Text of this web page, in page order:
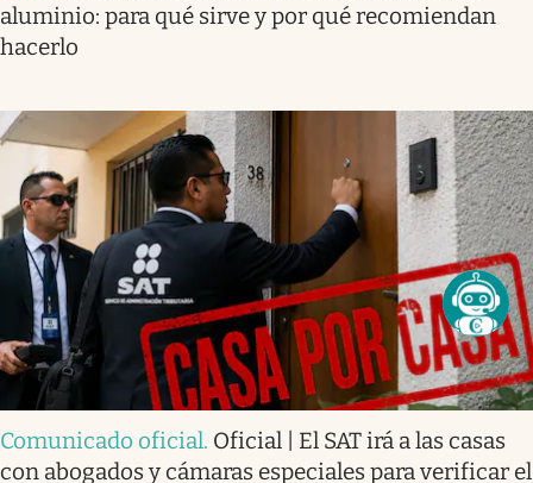
aluminio: para qué sirve y por qué recomiendan
hacerlo
Comunicado oficial. Oficial | El SAT irá a las casas
con abogados y cámaras especiales para verificar el